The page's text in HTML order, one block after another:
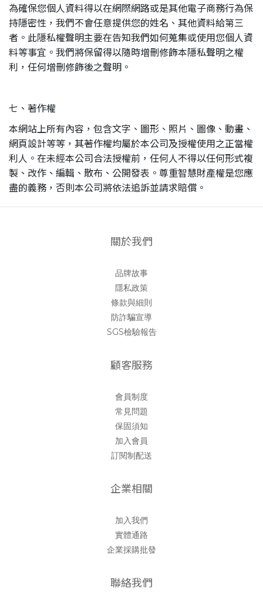
為確保您個人資料得以在網際網路或是其他電子商務行為保
持隱密性，我們不會任意提供您的姓名、其他資料給第三
者。此隱私權聲明主要在告知我們如何蒐集或使用您個人資
料等事宜。我們將保留得以隨時增刪修飾本隱私聲明之權
利，任何增刪修飾後之聲明。
七、著作權
本網站上所有內容，包含文字、圖形、照片、圖像、動畫、
網頁設計等等，其著作權均屬於本公司及授權使用之正當權
利人。在未經本公司合法授權前，任何人不得以任何形式複
製、改作、編輯、散布、公開發表。尊重智慧財產權是您應
盡的義務，否則本公司將依法追訴並請求賠償。
關於我們
品牌故事
隱私政策
條款與細則
防詐騙宣導
SGS檢驗報告
顧客服務
會員制度
常見問題
保固須知
加入會員
訂閱制配送
企業相關
加入我們
實體通路
企業採購批發
聯絡我們